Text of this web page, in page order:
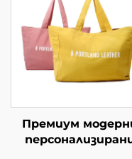
Премиум